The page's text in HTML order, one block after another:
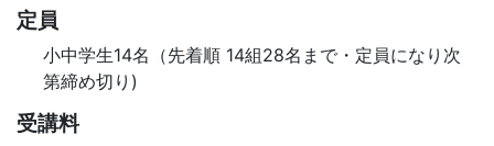
定員
小中学生14名（先着順 14組28名まで・定員になり次
第締め切り)
受講料